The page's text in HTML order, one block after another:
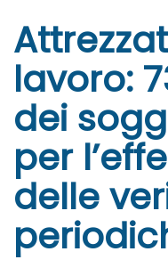
lavoro:
dei
per
delle